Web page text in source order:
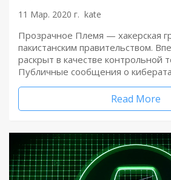
11 Мар. 2020 г. kate
Прозрачное Племя — хакерская
пакистанским правительством.
раскрыт в качестве контрольной
Публичные сообщения о
Read More